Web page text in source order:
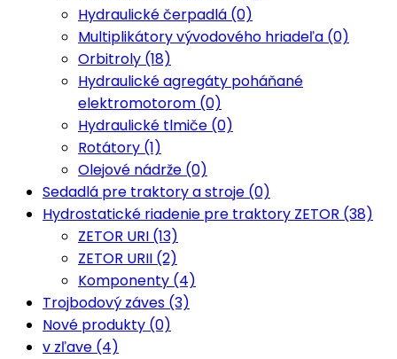
Hydraulické čerpadlá (0)
Multiplikátory vývodového hriadeľa (0)
Orbitroly (18)
Hydraulické agregáty poháňané
elektromotorom (0)
Hydraulické tlmiče (0)
Rotátory (1)
Olejové nádrže (0)
Sedadlá pre traktory a stroje (0)
Hydrostatické riadenie pre traktory ZETOR (38)
ZETOR URI (13)
ZETOR URII (2)
Komponenty (4)
Trojbodový záves (3)
Nové produkty (0)
v zľave (4)